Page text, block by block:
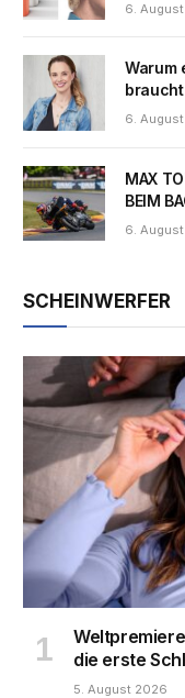
6.
Warum
6.
MAX
BEIM
6.
SCHEINWERFER
die erste
5. August 2026